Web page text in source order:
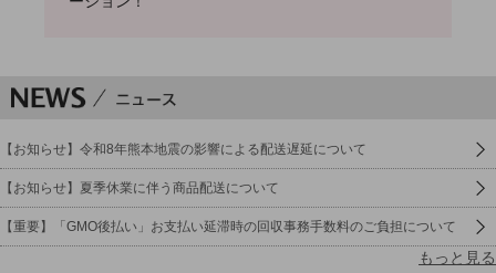
【お知らせ】令和8年熊本地震の影響による配送遅延について
【お知らせ】夏季休業に伴う商品配送について
【重要】「GMO後払い」お支払い延滞時の回収事務手数料のご負担について
もっと見る